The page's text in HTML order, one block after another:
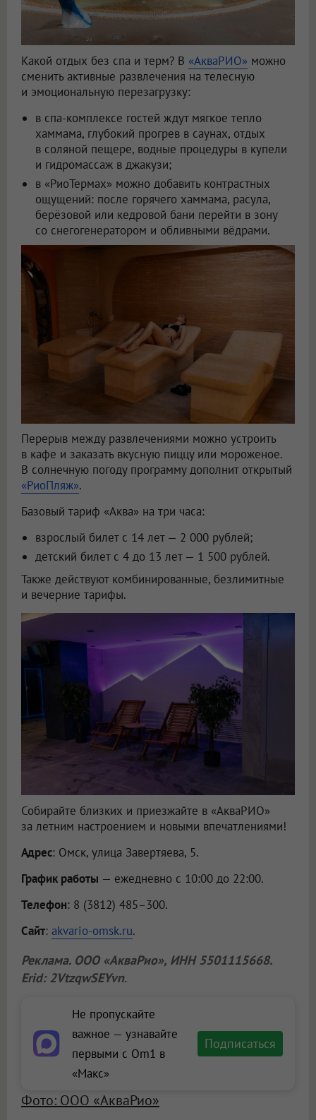
Какой отдых без спа и терм? В «АкваРИО» можно
сменить активные развлечения на телесную
и эмоциональную перезагрузку:
в спа-комплексе гостей ждут мягкое тепло
хаммама, глубокий прогрев в саунах, отдых
в соляной пещере, водные процедуры в купели
и гидромассаж в джакузи;
в «РиоТермах» можно добавить контрастных
ощущений: после горячего хаммама, расула,
берёзовой или кедровой бани перейти в зону
со снегогенератором и обливными вёдрами.
Перерыв между развлечениями можно устроить
в кафе и заказать вкусную пиццу или мороженое.
В солнечную погоду программу дополнит открытый
«РиоПляж».
Базовый тариф «Аква» на три часа:
взрослый билет с 14 лет — 2 000 рублей;
детский билет с 4 до 13 лет — 1 500 рублей.
Также действуют комбинированные, безлимитные
и вечерние тарифы.
Собирайте близких и приезжайте в «АкваРИО»
за летним настроением и новыми впечатлениями!
Адрес: Омск, улица Завертяева, 5.
График работы — ежедневно с 10:00 до 22:00.
Телефон: 8 (3812) 485–300.
Сайт: akvario-omsk.ru.
Реклама. ООО «АкваРио», ИНН 5501115668.
Erid: 2VtzqwSEYvn.
Не пропускайте
важное — узнавайте
первыми с Om1 в
«Макс»
Подписаться
Фото: ООО «АкваРио»